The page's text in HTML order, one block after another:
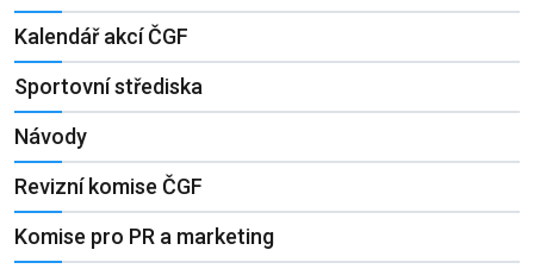
Kalendář akcí ČGF
Sportovní střediska
Návody
Revizní komise ČGF
Komise pro PR a marketing